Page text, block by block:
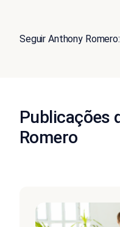
Seguir Anthony Romero:
Publicações
Romero